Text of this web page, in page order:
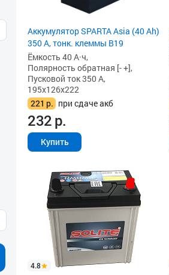
Аккумулятор SPARTA Asia (40 Ah)
350 А, тонк. клеммы B19
Ёмкость 40 А·ч,
Полярность обратная [- +],
Пусковой ток 350 А,
195x126x222
221 р. при сдаче акб
232р.
Купить
4.8